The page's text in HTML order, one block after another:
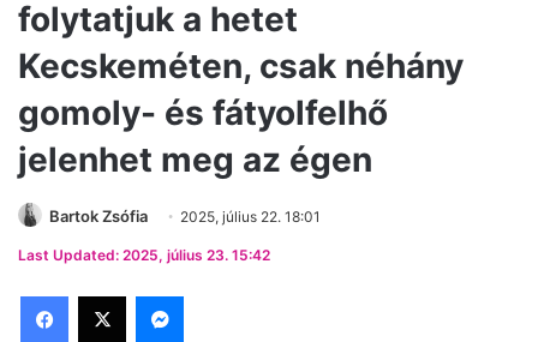
folytatjuk a hetet
Kecskeméten, csak néhány
gomoly- és fátyolfelhő
jelenhet meg az égen
Bartok Zsófia 2025, július 22. 18:01
Last Updated: 2025, július 23. 15:42
Facebook
X Messenger